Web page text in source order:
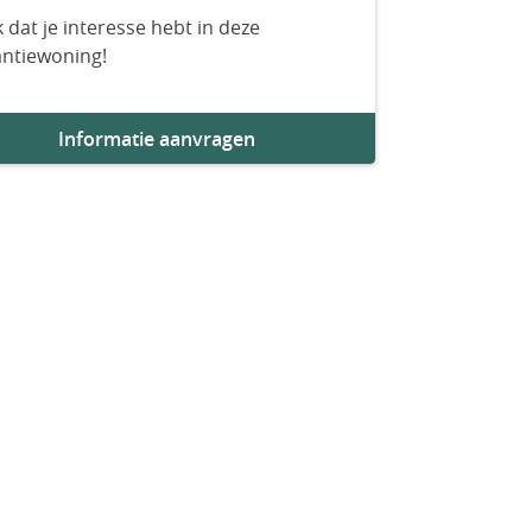
dat je interesse hebt in deze
Informatie aanvragen